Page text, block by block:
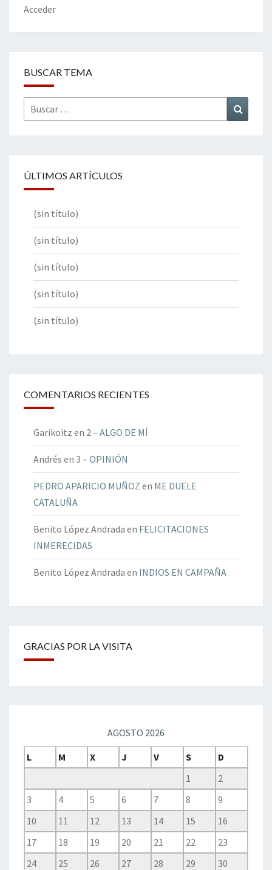
k
Acceder
BUSCAR TEMA
Buscar
por:
ÚLTIMOS ARTÍCULOS
(sin título)
(sin título)
(sin título)
(sin título)
(sin título)
COMENTARIOS RECIENTES
Garikoitz en 2 – ALGO DE MÍ
Andrés en 3 – OPINIÓN
PEDRO APARICIO MUÑOZ en ME DUELE
CATALUÑA
Benito López Andrada en FELICITACIONES
INMERECIDAS
Benito López Andrada en INDIOS EN CAMPAÑA
GRACIAS POR LA VISITA
AGOSTO 2026
L
M X J V S
D
1
2
3
4 5 6 7 8
9
10
11 12 13 14 15
16
17
18 19 20 21 22
23
24
25 26 27 28 29
30